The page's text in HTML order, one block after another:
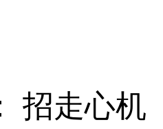
招走心机